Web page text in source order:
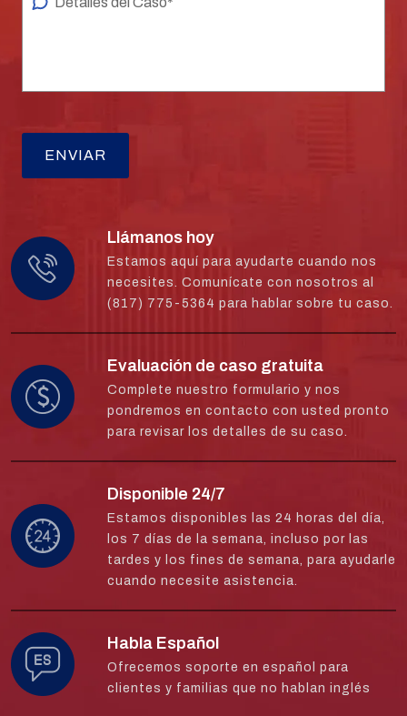
Llámanos hoy
Estamos aquí para ayudarte cuando nos
necesites. Comunícate con nosotros al
(817) 775-5364 para hablar sobre tu caso.
Evaluación de caso gratuita
Complete nuestro formulario y nos
pondremos en contacto con usted pronto
para revisar los detalles de su caso.
Disponible 24/7
Estamos disponibles las 24 horas del día,
los 7 días de la semana, incluso por las
tardes y los fines de semana, para ayudarle
cuando necesite asistencia.
Habla Español
Ofrecemos soporte en español para
clientes y familias que no hablan inglés